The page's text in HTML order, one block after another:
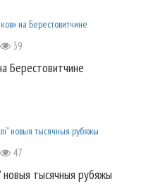
39
Берестовитчине
47
новыя тысячныя рубяжы